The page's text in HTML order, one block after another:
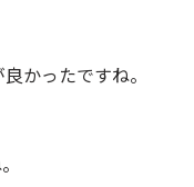
かったですね。